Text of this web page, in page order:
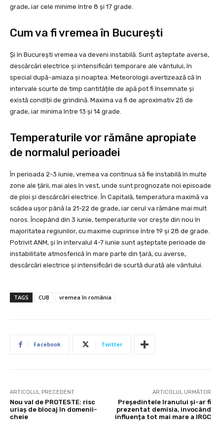
grade, iar cele minime între 8 și 17 grade.
Cum va fi vremea în București
Și în București vremea va deveni instabilă. Sunt așteptate averse,
descărcări electrice și intensificări temporare ale vântului, în
special după-amiaza și noaptea. Meteorologii avertizează că în
intervale scurte de timp cantitățile de apă pot fi însemnate și
există condiții de grindină. Maxima va fi de aproximativ 25 de
grade, iar minima între 13 și 14 grade.
Temperaturile vor rămâne apropiate
de normalul perioadei
În perioada 2-3 iunie, vremea va continua să fie instabilă în multe
zone ale țării, mai ales în vest, unde sunt prognozate noi episoade
de ploi și descărcări electrice. În Capitală, temperatura maximă va
scădea ușor până la 21-22 de grade, iar cerul va rămâne mai mult
noros. Începând din 3 iunie, temperaturile vor crește din nou în
majoritatea regiunilor, cu maxime cuprinse între 19 și 28 de grade.
Potrivit ANM, și în intervalul 4-7 iunie sunt așteptate perioade de
instabilitate atmosferică în mare parte din țară, cu averse,
descărcări electrice și intensificări de scurtă durată ale vântului.
TAGS CUB vremea în românia
Facebook Twitter
ARTICOLUL PRECEDENT
Nou val de PROTESTE: risc
uriaș de blocaj în domenii-
cheie
ARTICOLUL URMĂTOR
Președintele Iranului și-ar fi
prezentat demisia, invocând
influența tot mai mare a IRGC